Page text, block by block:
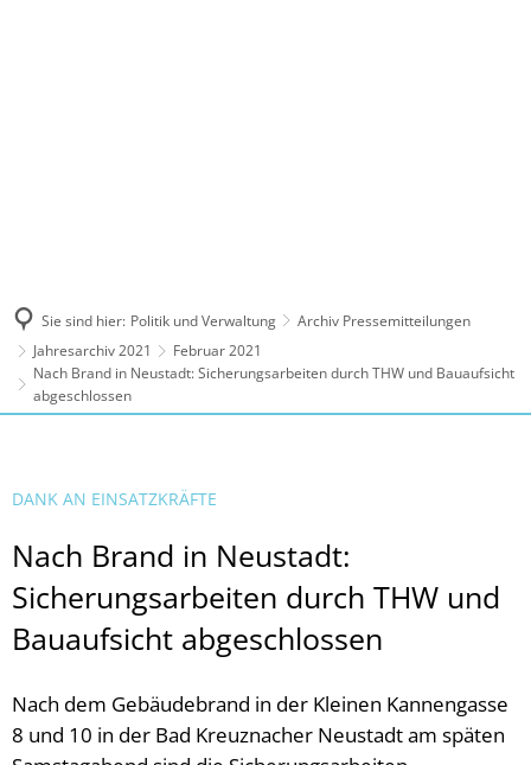
Sie sind hier: Politik und Verwaltung
Archiv Pressemitteilungen
Jahresarchiv 2021
Februar 2021
Nach Brand in Neustadt: Sicherungsarbeiten durch THW und Bauaufsicht
abgeschlossen
DANK AN EINSATZKRÄFTE
Nach Brand in Neustadt:
Sicherungsarbeiten durch THW und
Bauaufsicht abgeschlossen
Nach dem Gebäudebrand in der Kleinen Kannengasse
8 und 10 in der Bad Kreuznacher Neustadt am späten